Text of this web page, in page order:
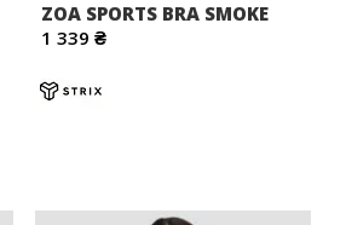
ZOA SPORTS BRA SMOKE
1 339 ₴